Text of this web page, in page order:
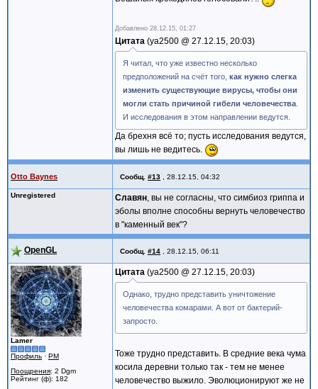
Добавлено 28.12.15, 01:27
Цитата ya2500 @ 27.12.15, 20:03
Я читал, что уже известно несколько
предположений на счёт того, как нужно слегка
изменить существующие вирусы, чтобы они
могли стать причиной гибели человечества
И исследования в этом направлении ведутся.
Да брехня всё то; пусть исследования ведутся,
вы лишь не ведитесь.
Otto Baynes Сообщ. #13 28.12.15, 04:32
Unregistered Славян, вы не согласны, что симбиоз гриппа и
эболы вполне способны вернуть человечество
в "каменный век"?
OpenGL Сообщ. #14 28.12.15, 06:11
Lamer
Профиль · PM
Поощрения: 2 Dgm
Рейтинг (ф): 182
Цитата ya2500 @ 27.12.15, 20:03
Однако, трудно представить уничтожение
человечества комарами. А вот от бактерий-
запросто.
Тоже трудно представить. В средние века чума
косила деревни только так - тем не менее
человечество выжило. Эволюционируют же не